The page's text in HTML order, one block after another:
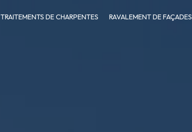
TRAITEMENTS DE CHARPENTES RAVALEMENT DE FAÇADES